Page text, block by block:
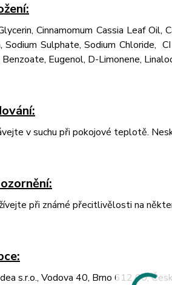
Cinnamomum Cassia Leaf
Sodium Sulphate, Sodium Chloride,
Eugenol, D­-Limonene,
:
v suchu při pokojové teplotě.
:
při známé přecitlivělosti na
s.r.o., Vodova 40, Brno 612 00,